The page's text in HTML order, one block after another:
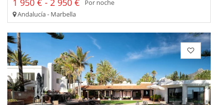
Por noche
Andalucía - Marbella